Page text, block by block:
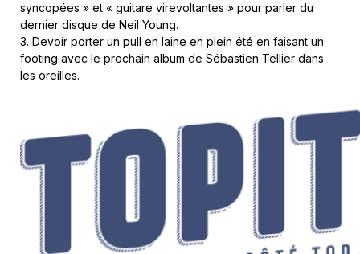
syncopées » et « guitare virevoltantes » pour parler du
dernier disque de Neil Young.
3. Devoir porter un pull en laine en plein été en faisant un
footing avec le prochain album de Sébastien Tellier dans
les oreilles.